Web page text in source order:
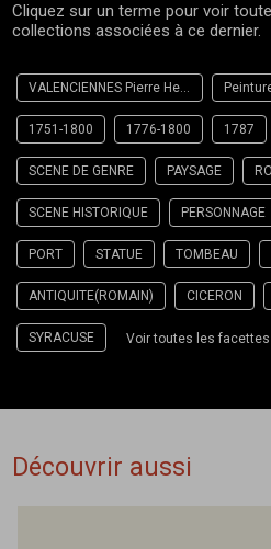
Cliquez sur un terme pour voir
collections associées à ce dernier.
VALENCIENNES Pierre Henri de
1751-1800 1776-1800 1787
SCENE DE GENRE PAYSAGE
SCENE HISTORIQUE PERSONNAGE
PORT STATUE TOMBEAU
ANTIQUITE(ROMAIN) CICERON
SYRACUSE Voir toutes les facettes
Découvrir aussi